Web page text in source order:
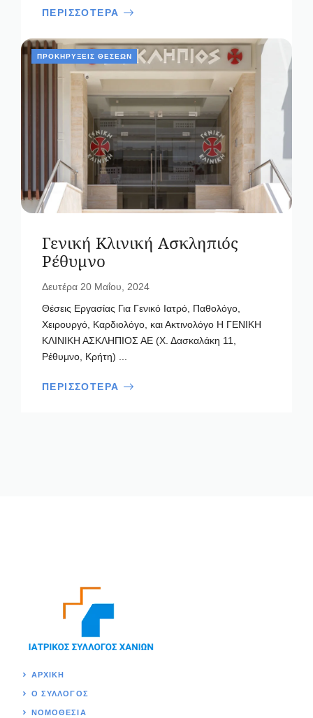
ΠΕΡΙΣΣΟΤΕΡΑ
ΠΡΟΚΗΡΎΞΕΙΣ ΘΈΣΕΩΝ
Γενική Κλινική Ασκληπιός
Ρέθυμνο
Δευτέρα 20 Μαΐου, 2024
Θέσεις Εργασίας Για Γενικό Ιατρό, Παθολόγο,
Χειρουργό, Καρδιολόγο, και Ακτινολόγο Η ΓΕΝΙΚΗ
ΚΛΙΝΙΚΗ ΑΣΚΛΗΠΙΟΣ ΑΕ (Χ. Δασκαλάκη 11,
Ρέθυμνο, Κρήτη) ...
ΠΕΡΙΣΣΟΤΕΡΑ
ΑΡΧΙΚΉ
Ο ΣΥΛΛΟΓΟΣ
ΝΟΜΟΘΕΣΊΑ